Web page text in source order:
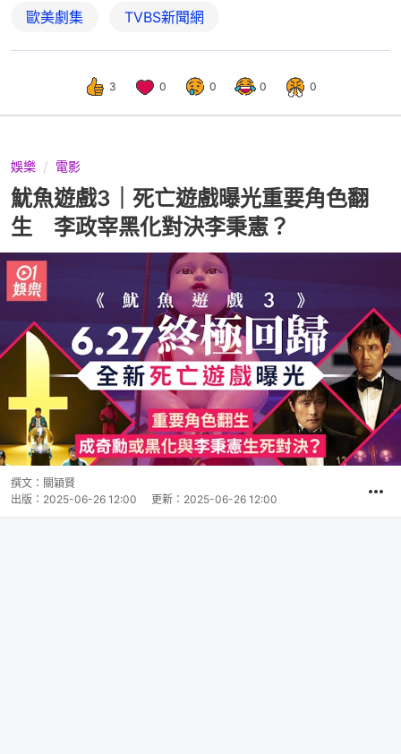
歐美劇集 TVBS新聞網
3 0 0 0 0
娛樂 電影
魷魚遊戲3｜死亡遊戲曝光重要角色翻
生 李政宰黑化對決李秉憲？
撰文： 關穎賢
出版： 2025-06-26 12:00 更新： 2025-06-26 12:00